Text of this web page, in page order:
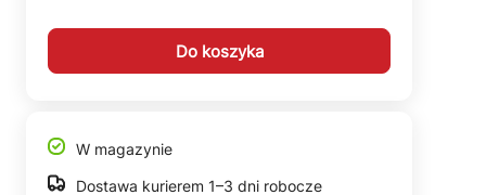
Do koszyka
W magazynie
Dostawa kurierem 1–3 dni robocze